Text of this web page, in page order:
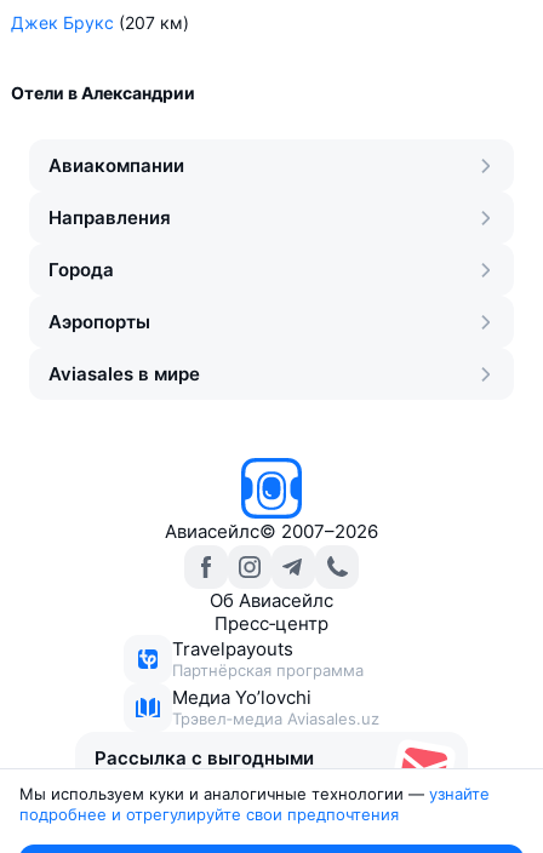
Джек Брукс (207 км)
Отели в Александрии
Авиакомпании
Направления
Города
Аэропорты
Aviasales в мире
Авиасейлс© 2007–2026
Об Авиасейлс
Пресс‑центр
Travelpayouts
Партнёрская программа
Медиа Yo’lovchi
Трэвел‑медиа Aviasales.uz
Рассылка с выгодными
Мы используем куки и аналогичные технологии — узнайте
подробнее и отрегулируйте свои предпочтения